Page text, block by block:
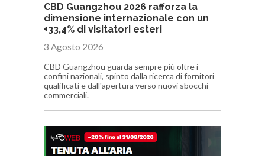
CBD Guangzhou 2026 rafforza la
dimensione internazionale con un
+33,4% di visitatori esteri
3 Agosto 2026
CBD Guangzhou guarda sempre più oltre i
confini nazionali, spinto dalla ricerca di fornitori
qualificati e dall'apertura verso nuovi sbocchi
commerciali.